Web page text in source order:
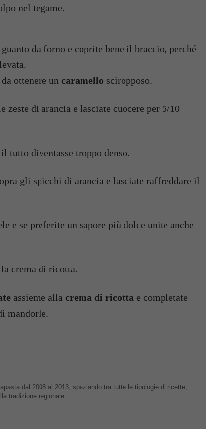
nel tegame.
da forno e coprite bene il braccio, perché
ottenere un caramello sciropposo.
zeste di arancia e lasciate cuocere per 5/10
tutto diventasse troppo denso.
gli spicchi di arancia e lasciate raffreddare il
e se preferite un sapore più dolce unite anche
crema di ricotta.
assieme alla crema di ricotta e completate
mandorle.
dal 2008 al 2013, spaziando tra tutte le tipologie di ricette,
tradizione regionale.